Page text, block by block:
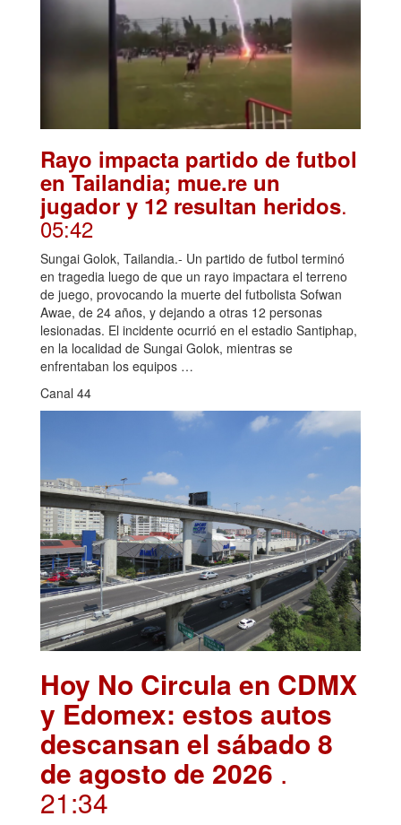
Rayo impacta partido de futbol
en Tailandia; mue.re un
jugador y 12 resultan heridos.
05:42
Sungai Golok, Tailandia.- Un partido de futbol terminó
en tragedia luego de que un rayo impactara el terreno
de juego, provocando la muerte del futbolista Sofwan
Awae, de 24 años, y dejando a otras 12 personas
lesionadas. El incidente ocurrió en el estadio Santiphap,
en la localidad de Sungai Golok, mientras se
enfrentaban los equipos …
Canal 44
Hoy No Circula en CDMX
y Edomex: estos autos
descansan el sábado 8
de agosto de 2026 .
21:34